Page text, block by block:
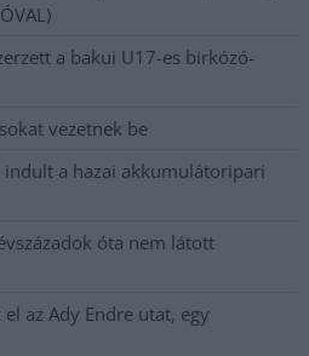
a bakui U17-es birkózó-
vezetnek be
indult a hazai akkumulátoripari
óta nem látott
az Ady Endre utat, egy